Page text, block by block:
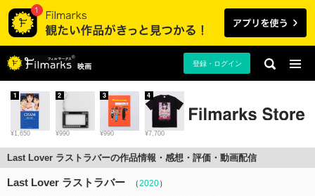
映画 登録・ログイン
¥1,650
1
¥990
2
¥990
3
¥7,700
4
Last Lover ラストラバーの作品情報・感想・評価・動画配信
Last Lover ラストラバー （2020）